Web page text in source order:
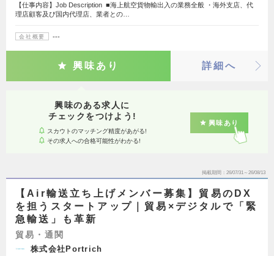
【仕事内容】Job Description ■海上航空貨物輸出入の業務全般 ・海外支店、代
理店顧客及び国内代理店、業者との…
会社概要 ---
興味あり 詳細へ
興味のある求人に
チェックをつけよう!
スカウトのマッチング精度があがる!
その求人への合格可能性がわかる!
興味あり
掲載期間 26/07/31～26/08/13
【Air輸送立ち上げメンバー募集】貿易のDX
を担うスタートアップ｜貿易×デジタルで「緊
急輸送」も革新
貿易・通関
株式会社Portrich